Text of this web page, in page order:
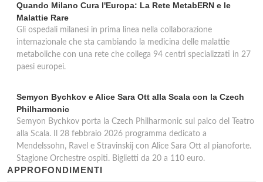
Quando Milano Cura l'Europa: La Rete MetabERN e le
Malattie Rare
Gli ospedali milanesi in prima linea nella collaborazione
internazionale che sta cambiando la medicina delle malattie
metaboliche con una rete che collega 94 centri specializzati in 27
paesi europei.
Semyon Bychkov e Alice Sara Ott alla Scala con la Czech
Philharmonic
Semyon Bychkov porta la Czech Philharmonic sul palco del Teatro
alla Scala. Il 28 febbraio 2026 programma dedicato a
Mendelssohn, Ravel e Stravinskij con Alice Sara Ott al pianoforte.
Stagione Orchestre ospiti. Biglietti da 20 a 110 euro.
APPROFONDIMENTI